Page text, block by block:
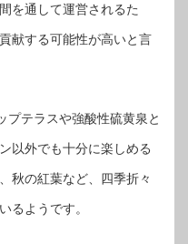
を通して運営されるた
献する可能性が高いと言
プテラスや強酸性硫黄泉と
以外でも十分に楽しめる
秋の紅葉など、四季折々
るようです。